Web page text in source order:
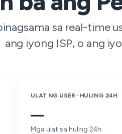
sa real-time
ang iyong ISP, o ang
ULAT NG USER · HULING 24H
—
Mga ulat sa huling 24h